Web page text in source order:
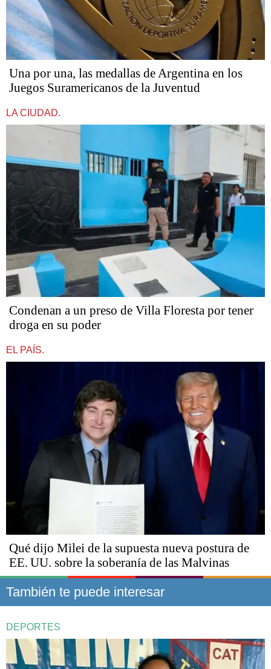
Una por una, las medallas de Argentina en los
Juegos Suramericanos de la Juventud
LA CIUDAD.
Condenan a un preso de Villa Floresta por tener
droga en su poder
EL PAÍS.
Qué dijo Milei de la supuesta nueva postura de
EE. UU. sobre la soberanía de las Malvinas
También te puede interesar
DEPORTES